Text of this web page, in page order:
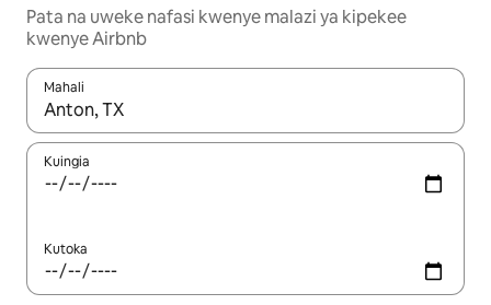
Pata na uweke nafasi kwenye malazi ya kipekee
kwenye Airbnb
Mahali
Wakati matokeo yanapatikana, vinjari kwa kutumia vitufe vya
Kuingia
Kutoka